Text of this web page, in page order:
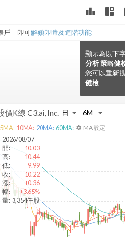
leaderboard
戶，即可解鎖即時及進階功能
顯示為以下
分析 策略健
您可以重新
健檢
價K線 C3.ai, Inc.
2026/08/07
開:
10.03
高:
10.44
低:
9.99
收:
10.22
漲:
+0.36
幅:
+3.65%
量: 3,354仟股
5MA: 10MA: 20MA: 60MA: settings MA 設定